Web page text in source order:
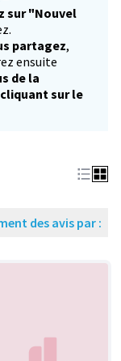
(S'ouvre dans un
sur "Nouvel
partagez,
ensuite
de la
sur le
des avis par :